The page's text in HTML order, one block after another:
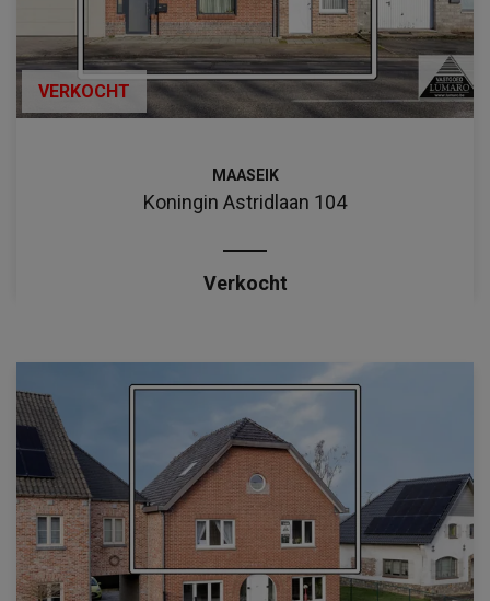
VERKOCHT
MAASEIK
Koningin Astridlaan 104
Verkocht